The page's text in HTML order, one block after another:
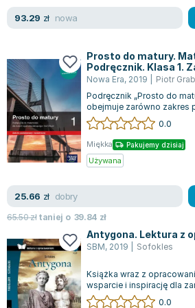
93.29 zł nowa
Prosto do matury.
Podręcznik. Klasa 1.
rozszerzony. Liceum
Nowa Era, 2019 Piotr
Podręcznik „Prosto do
obejmuje zarówno zakres
rozszerzony, koncentrując
0.0
Miękka Pakujemy dzisiaj
Używana
25.66 zł dobry
65.50złtaniej o 39.84 zł
Antygona. Lektura z
SBM, 2019 Sofokles
Książka wraz z
wsparcie i inspirację dla
nauczycieli. Tekst jest
0.0